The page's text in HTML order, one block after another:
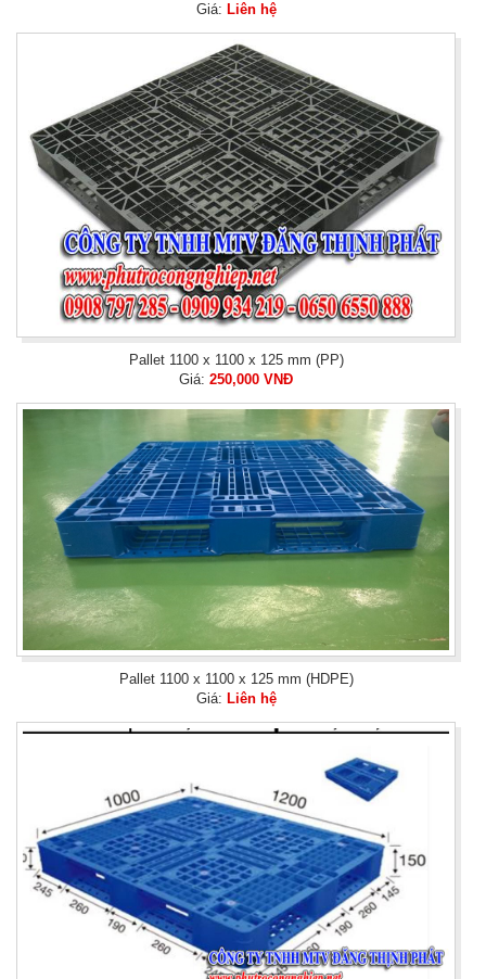
Giá: Liên hệ
Kích thước đa dạng, giá rẽ, chất lượng đảm bảo tải
trọng an toàn.
Phù hợp cho việc xuất khẩu hàng đi nước ngoài, đủ
Có thể tái xử dụng lại nhiều lần trong việc lưu thông và
KT: 1100 x 1100 x 120 mm, 1000 x 1200 x 120 mm,
1000 x 1000 x 120 mm, 1200 x 1100 x 120 mm,...
Pallet 1100 x 1100 x 125 mm (PP)
Giá:250,000 VNĐ
đảm bảo tải trọng an toàn.
Phù hợp cho việc lưu kho, xuất khẩu hàng đi nước
Pallet 1100 x 1100 x 125 mm (HDPE)
Giá: Liên hệ